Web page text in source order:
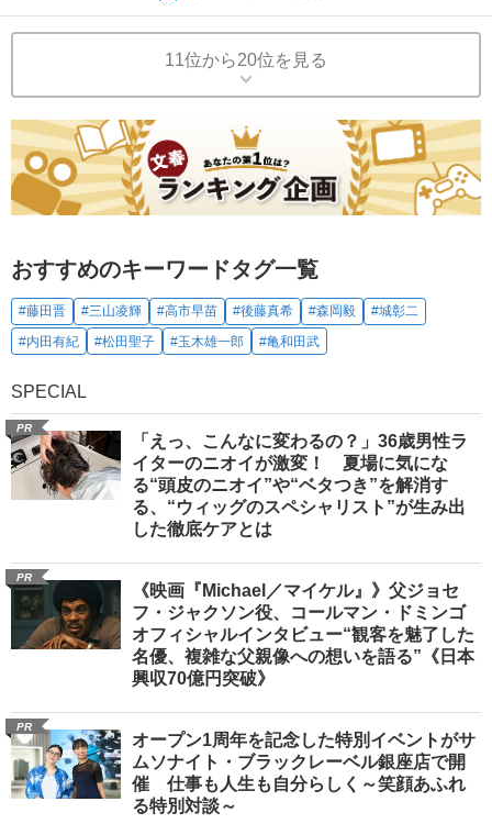
11位から20位を見る
おすすめのキーワードタグ一覧
#藤田晋 #三山凌輝 #高市早苗 #後藤真希 #森岡毅
#城彰二
#内田有紀
#松田聖子 #玉木雄一郎 #亀和田武
SPECIAL
PR
「えっ、こんなに変わるの？」36歳男性ラ
イターのニオイが激変！ 夏場に気にな
る“頭皮のニオイ”や“ベタつき”を解消す
る、“ウィッグのスペシャリスト”が生み出
した徹底ケアとは
PR
《映画『Michael／マイケル』》父ジョセ
フ・ジャクソン役、コールマン・ドミンゴ
オフィシャルインタビュー“観客を魅了した
名優、複雑な父親像への想いを語る”《日本
興収70億円突破》
PR
オープン1周年を記念した特別イベントがサ
ムソナイト・ブラックレーベル銀座店で開
催 仕事も人生も自分らしく～笑顔あふれ
る特別対談～